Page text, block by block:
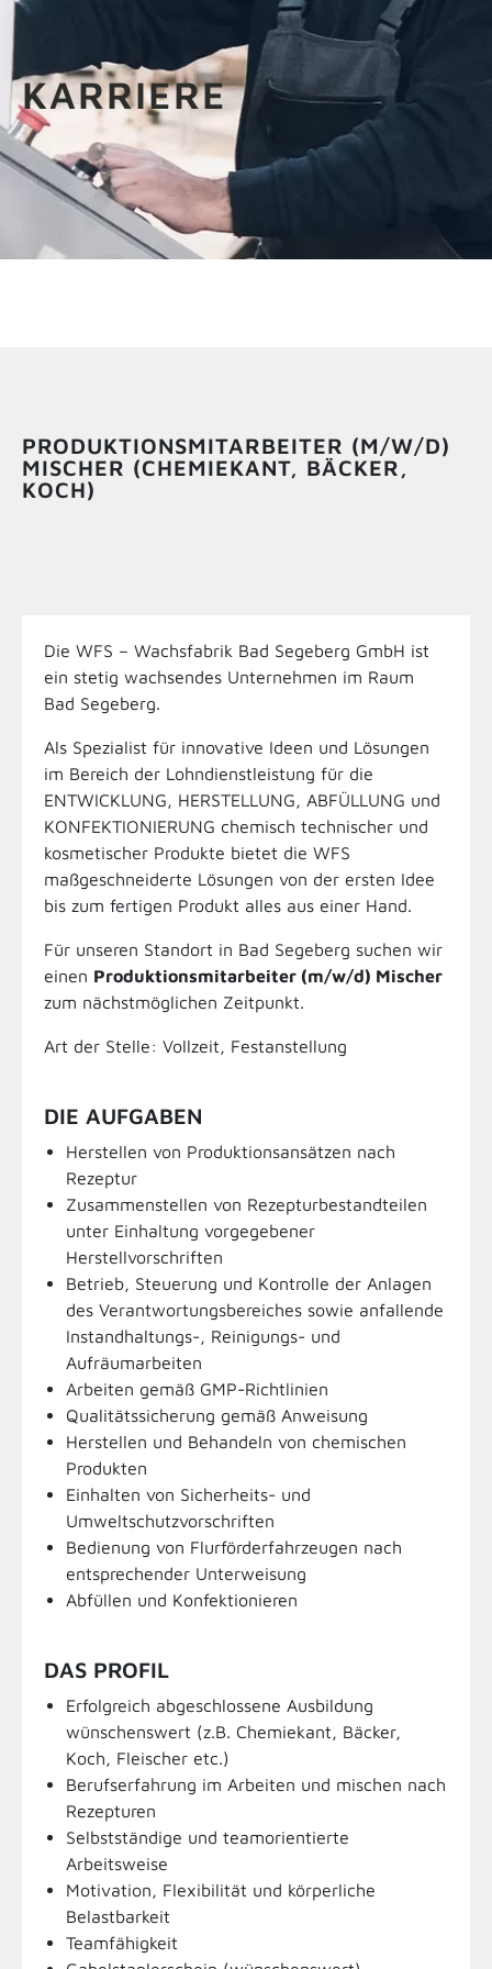
INFOS ANFORDERN
KARRIERE
PRODUKTIONSMITARBEITER (M/W/D)
MISCHER (CHEMIEKANT, BÄCKER,
KOCH)
Die WFS – Wachsfabrik Bad Segeberg GmbH ist
ein stetig wachsendes Unternehmen im Raum
Bad Segeberg.
Als Spezialist für innovative Ideen und Lösungen
im Bereich der Lohndienstleistung für die
ENTWICKLUNG, HERSTELLUNG, ABFÜLLUNG und
KONFEKTIONIERUNG chemisch technischer und
kosmetischer Produkte bietet die WFS
maßgeschneiderte Lösungen von der ersten Idee
bis zum fertigen Produkt alles aus einer Hand.
Für unseren Standort in Bad Segeberg suchen wir
einen Produktionsmitarbeiter (m/w/d) Mischer
zum nächstmöglichen Zeitpunkt.
Art der Stelle: Vollzeit, Festanstellung
DIE AUFGABEN
Herstellen von Produktionsansätzen nach
Rezeptur
Zusammenstellen von Rezepturbestandteilen
unter Einhaltung vorgegebener
Herstellvorschriften
Betrieb, Steuerung und Kontrolle der Anlagen
des Verantwortungsbereiches sowie anfallende
Instandhaltungs-, Reinigungs- und
Aufräumarbeiten
Arbeiten gemäß GMP-Richtlinien
Qualitätssicherung gemäß Anweisung
Herstellen und Behandeln von chemischen
Produkten
Einhalten von Sicherheits- und
Umweltschutzvorschriften
Bedienung von Flurförderfahrzeugen nach
entsprechender Unterweisung
Abfüllen und Konfektionieren
DAS PROFIL
Erfolgreich abgeschlossene Ausbildung
wünschenswert (z.B. Chemiekant, Bäcker,
Koch, Fleischer etc.)
Berufserfahrung im Arbeiten und mischen nach
Rezepturen
Selbstständige und teamorientierte
Arbeitsweise
Motivation, Flexibilität und körperliche
Belastbarkeit
Teamfähigkeit